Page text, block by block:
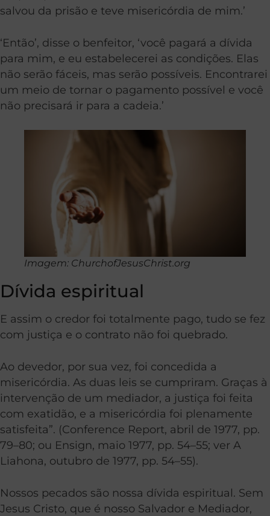
salvou da prisão e teve misericórdia de mim.’
‘Então’, disse o benfeitor, ‘você pagará a dívida
para mim, e eu estabelecerei as condições. Elas
não serão fáceis, mas serão possíveis. Encontrarei
um meio de tornar o pagamento possível e você
não precisará ir para a cadeia.’
Imagem: ChurchofJesusChrist.org
Dívida espiritual
E assim o credor foi totalmente pago, tudo se fez
com justiça e o contrato não foi quebrado.
Ao devedor, por sua vez, foi concedida a
misericórdia. As duas leis se cumpriram. Graças à
intervenção de um mediador, a justiça foi feita
com exatidão, e a misericórdia foi plenamente
satisfeita”. (Conference Report, abril de 1977, pp.
79–80; ou Ensign, maio 1977, pp. 54–55; ver A
Liahona, outubro de 1977, pp. 54–55).
Nossos pecados são nossa dívida espiritual. Sem
Jesus Cristo, que é nosso Salvador e Mediador,